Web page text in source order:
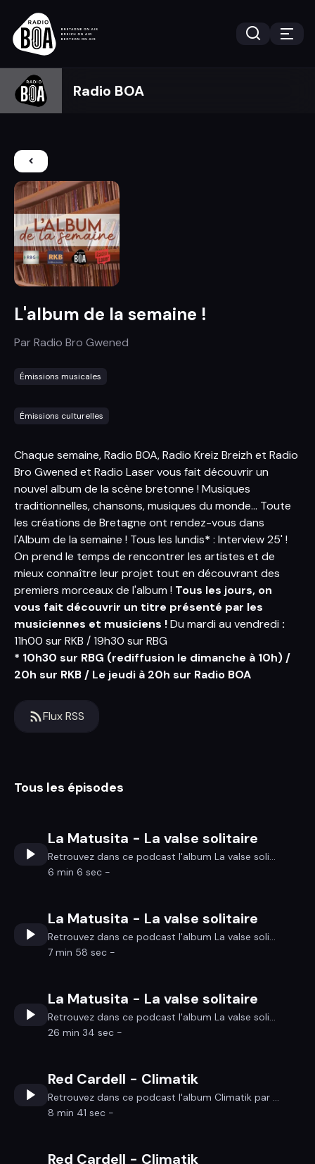
Radio BOA
L'album de la semaine !
ParRadio Bro Gwened
Émissions musicales
Émissions culturelles
Chaque semaine, Radio BOA, Radio Kreiz Breizh et Radio
Bro Gwened et Radio Laser vous fait découvrir un
nouvel album de la scène bretonne ! Musiques
traditionnelles, chansons, musiques du monde... Toute
les créations de Bretagne ont rendez-vous dans
l'Album de la semaine ! Tous les lundis* : Interview 25' !
On prend le temps de rencontrer les artistes et de
mieux connaître leur projet tout en découvrant des
premiers morceaux de l'album ! Tous les jours, on
vous fait découvrir un titre présenté par les
musiciennes et musiciens !Du mardi au vendredi :
11h00 sur RKB / 19h30 sur RBG
* 10h30 sur RBG (rediffusion le dimanche à 10h) /
20h sur RKB / Le jeudi à 20h sur Radio BOA
Flux RSS
Tous les épisodes
La Matusita - La valse solitaire
Retrouvez dans ce podcast l'album La valse soli...
6 min 6 sec -
La Matusita - La valse solitaire
Retrouvez dans ce podcast l'album La valse soli...
7 min 58 sec -
La Matusita - La valse solitaire
Retrouvez dans ce podcast l'album La valse soli...
26 min 34 sec -
Red Cardell - Climatik
Retrouvez dans ce podcast l'album Climatik par ...
8 min 41 sec -
Red Cardell - Climatik